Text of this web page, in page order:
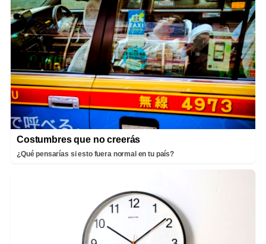
Costumbres que no creerás
¿Qué pensarías si esto fuera normal en tu país?